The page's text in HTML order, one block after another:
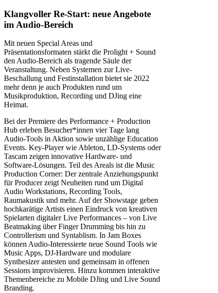
Klangvoller Re-Start: neue Angebote
im Audio-Bereich
Mit neuen Special Areas und
Präsentationsformaten stärkt die Prolight + Sound
den Audio-Bereich als tragende Säule der
Veranstaltung. Neben Systemen zur Live-
Beschallung und Festinstallation bietet sie 2022
mehr denn je auch Produkten rund um
Musikproduktion, Recording und DJing eine
Heimat.
Bei der Premiere des Performance + Production
Hub erleben Besucher*innen vier Tage lang
Audio-Tools in Aktion sowie unzählige Education
Events. Key-Player wie Ableton, LD-Systems oder
Tascam zeigen innovative Hardware- und
Software-Lösungen. Teil des Areals ist die Music
Production Corner: Der zentrale Anziehungspunkt
für Producer zeigt Neuheiten rund um Digital
Audio Workstations, Recording Tools,
Raumakustik und mehr. Auf der Showstage geben
hochkarätige Artists einen Eindruck von kreativen
Spielarten digitaler Live Performances – von Live
Beatmaking über Finger Drumming bis hin zu
Controllerism und Syntablism. In Jam Boxes
können Audio-Interessierte neue Sound Tools wie
Music Apps, DJ-Hardware und modulare
Synthesizer antesten und gemeinsam in offenen
Sessions improvisieren. Hinzu kommen interaktive
Themenbereiche zu Mobile DJing und Live Sound
Branding.